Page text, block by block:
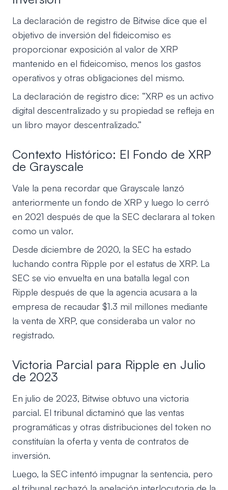
La declaración de registro de Bitwise dice que el
objetivo de inversión del fideicomiso es
proporcionar exposición al valor de XRP
mantenido en el fideicomiso, menos los gastos
operativos y otras obligaciones del mismo.
La declaración de registro dice: “XRP es un activo
digital descentralizado y su propiedad se refleja en
un libro mayor descentralizado.”
Contexto Histórico: El Fondo de XRP
de Grayscale
Vale la pena recordar que Grayscale lanzó
anteriormente un fondo de XRP y luego lo cerró
en 2021 después de que la SEC declarara al token
como un valor.
Desde diciembre de 2020, la SEC ha estado
luchando contra Ripple por el estatus de XRP. La
SEC se vio envuelta en una batalla legal con
Ripple después de que la agencia acusara a la
empresa de recaudar $1.3 mil millones mediante
la venta de XRP, que consideraba un valor no
registrado.
Victoria Parcial para Ripple en Julio
de 2023
En julio de 2023, Bitwise obtuvo una victoria
parcial. El tribunal dictaminó que las ventas
programáticas y otras distribuciones del token no
constituían la oferta y venta de contratos de
inversión.
Luego, la SEC intentó impugnar la sentencia, pero